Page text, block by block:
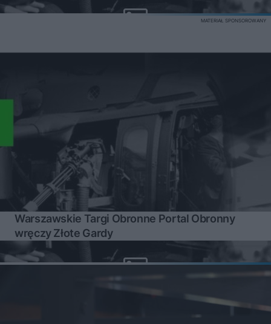
Warszawskie Targi Obronne Portal Obronny
wręczy Złote Gardy
MATERIAŁ SPONSOROWANY